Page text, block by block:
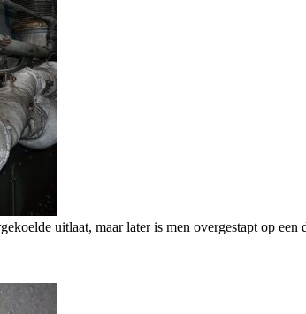
uitlaat, maar later is men overgestapt op een